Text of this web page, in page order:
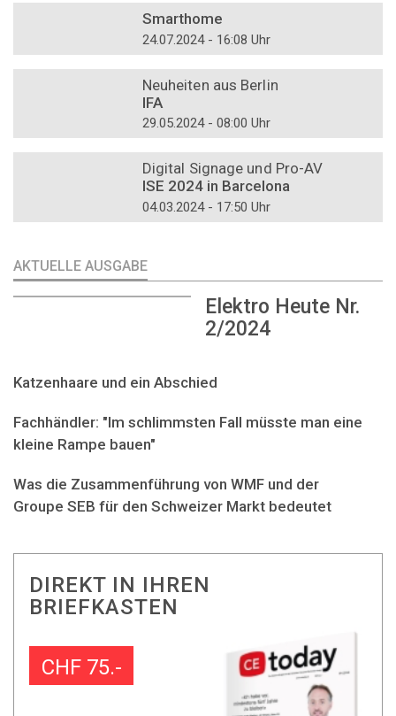
Smarthome
24.07.2024 - 16:08 Uhr
Neuheiten aus Berlin
IFA
29.05.2024 - 08:00 Uhr
Digital Signage und Pro-AV
ISE 2024 in Barcelona
04.03.2024 - 17:50 Uhr
AKTUELLE AUSGABE
Elektro Heute Nr.
2/2024
Katzenhaare und ein Abschied
Fachhändler: "Im schlimmsten Fall müsste man eine
kleine Rampe bauen"
Was die Zusammenführung von WMF und der
Groupe SEB für den Schweizer Markt bedeutet
DIREKT IN IHREN
BRIEFKASTEN
CHF 75.-